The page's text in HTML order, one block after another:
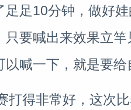
足足10分钟，做好
只要喊出来效果立
以喊一下，就是要
打得非常好，这次